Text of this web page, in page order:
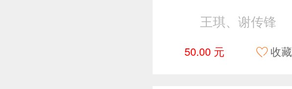
王琪、谢传锋
50.00 元 收藏